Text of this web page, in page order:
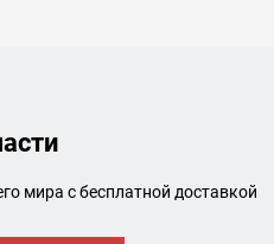
мира с бесплатной доставкой